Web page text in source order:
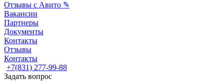
Отзывы с Авито ✎
Вакансии
Партнеры
Документы
Контакты
Отзывы
Контакты
+7(831) 277-99-88
Задать вопрос